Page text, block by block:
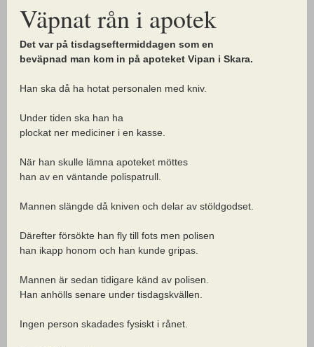
Väpnat rån i apotek
Det var på tisdagseftermiddagen som en
beväpnad man kom in på apoteket Vipan i Skara.
Han ska då ha hotat personalen med kniv.
Under tiden ska han ha
plockat ner mediciner i en kasse.
När han skulle lämna apoteket möttes
han av en väntande polispatrull.
Mannen slängde då kniven och delar av stöldgodset.
Därefter försökte han fly till fots men polisen
han ikapp honom och han kunde gripas.
Mannen är sedan tidigare känd av polisen.
Han anhölls senare under tisdagskvällen.
Ingen person skadades fysiskt i rånet.